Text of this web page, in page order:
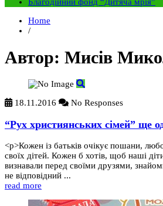
Home
/
Автор: Мисів
18.11.2016 No Responses
“Рух християнських сімей” ще
<p>Кожен із батьків очікує пошани,
своїх дітей. Кожен б хотів, щоб наші
визнавали перед своїми друзями,
не відповідний ...
read more